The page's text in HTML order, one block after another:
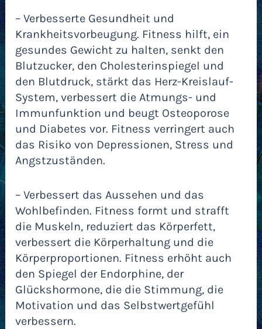
– Verbesserte Gesundheit und
Krankheitsvorbeugung. Fitness hilft, ein
gesundes Gewicht zu halten, senkt den
Blutzucker, den Cholesterinspiegel und
den Blutdruck, stärkt das Herz-Kreislauf-
System, verbessert die Atmungs- und
Immunfunktion und beugt Osteoporose
und Diabetes vor. Fitness verringert auch
das Risiko von Depressionen, Stress und
Angstzuständen.
– Verbessert das Aussehen und das
Wohlbefinden. Fitness formt und strafft
die Muskeln, reduziert das Körperfett,
verbessert die Körperhaltung und die
Körperproportionen. Fitness erhöht auch
den Spiegel der Endorphine, der
Glückshormone, die die Stimmung, die
Motivation und das Selbstwertgefühl
verbessern.